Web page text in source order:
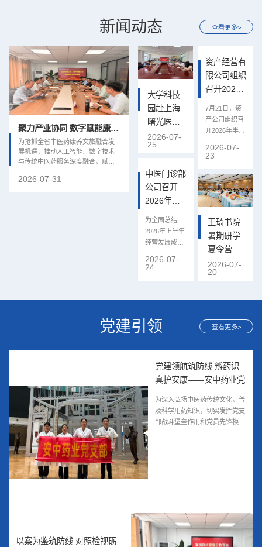
新闻动态 查看更多>
聚力产业协同 数字赋能康养发展——资产经营有限公...
为抢抓全省中医药康养文旅融合发
展机遇，推动人工智能、数字技术
与传统中医药服务深度融合，赋能
下午，合肥云诊信息科技有限公司
2026-07-31
巴西张氏集团、澳门知草云中医药集团来我校洽谈联...
为深化中医药国际教育合作、推进
跨境联合办学，依托共建“一带一路”
月27日下午，国际经济合作与投资
促进商务大使、巴西张氏集团董事
长张永刚，澳门知草云中医药新科
技集团总裁吴磊、联合创始人陈闯
一行来我校开展交流座谈。校党委
书记谢瑞瑾出席座谈会，学校党政
办公室、人文与国际教育交流学
院、资产经营有限公司、健康产业
公司等相关部门负责人参加会议。
谢瑞瑾对张永刚一行的到来表示热
烈欢迎。...
2026-07-29
大学科技
园赴上海
曙光医院
安徽医院
交流座谈
2026-07-
25
中医门诊部
公司召开
2026年上
分析会
为全面总结
2026年上半年
经营发展成
当前经营形
2026-07-
24
资产经营有
限公司组织
召开2026
体经营与...
7月21日，资
产公司组织召
开2026年半年
析会。公司领
体负责...
2026-07-
23
王琦书院
暑期研学
夏令营圆
满落幕
——健康
2026-07-
20
党建引领 查看更多>
党建领航筑防线 辨药识
真护安康——安中药业党
安全科普活动
为深入弘扬中医药传统文化，普
及科学用药知识，切实发挥党支
部战斗堡垒作用和党员先锋模范
以案为鉴筑防线 对照检视砺